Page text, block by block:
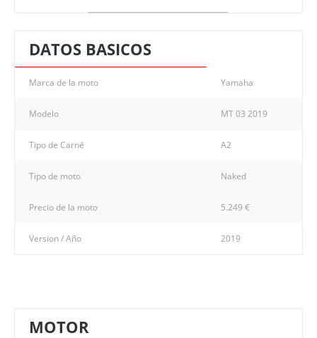
DATOS BASICOS
Marca de la moto Yamaha
Modelo MT 03 2019
Tipo de Carné A2
Tipo de moto Naked
Precio de la moto 5.249 €
Version / Año 2019
MOTOR